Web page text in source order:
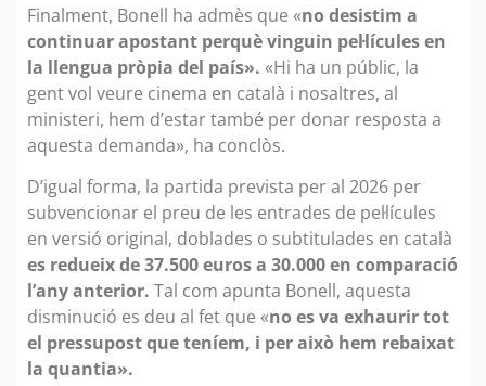
Finalment, Bonell ha admès que «no desistim a
continuar apostant perquè vinguin pel·lícules en
la llengua pròpia del país». «Hi ha un públic, la
gent vol veure cinema en català i nosaltres, al
ministeri, hem d’estar també per donar resposta a
aquesta demanda», ha conclòs.
D’igual forma, la partida prevista per al 2026 per
subvencionar el preu de les entrades de pel·lícules
en versió original, doblades o subtitulades en català
es redueix de 37.500 euros a 30.000 en comparació
l’any anterior. Tal com apunta Bonell, aquesta
disminució es deu al fet que «no es va exhaurir tot
el pressupost que teníem, i per això hem rebaixat
la quantia».